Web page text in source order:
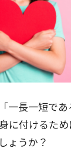
一長一短で
に付けるた
ょうか？